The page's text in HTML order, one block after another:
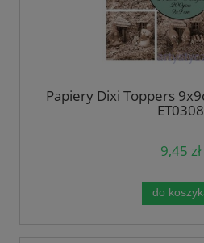
Papiery Dixi Toppers
ET0308
9,45 zł
do